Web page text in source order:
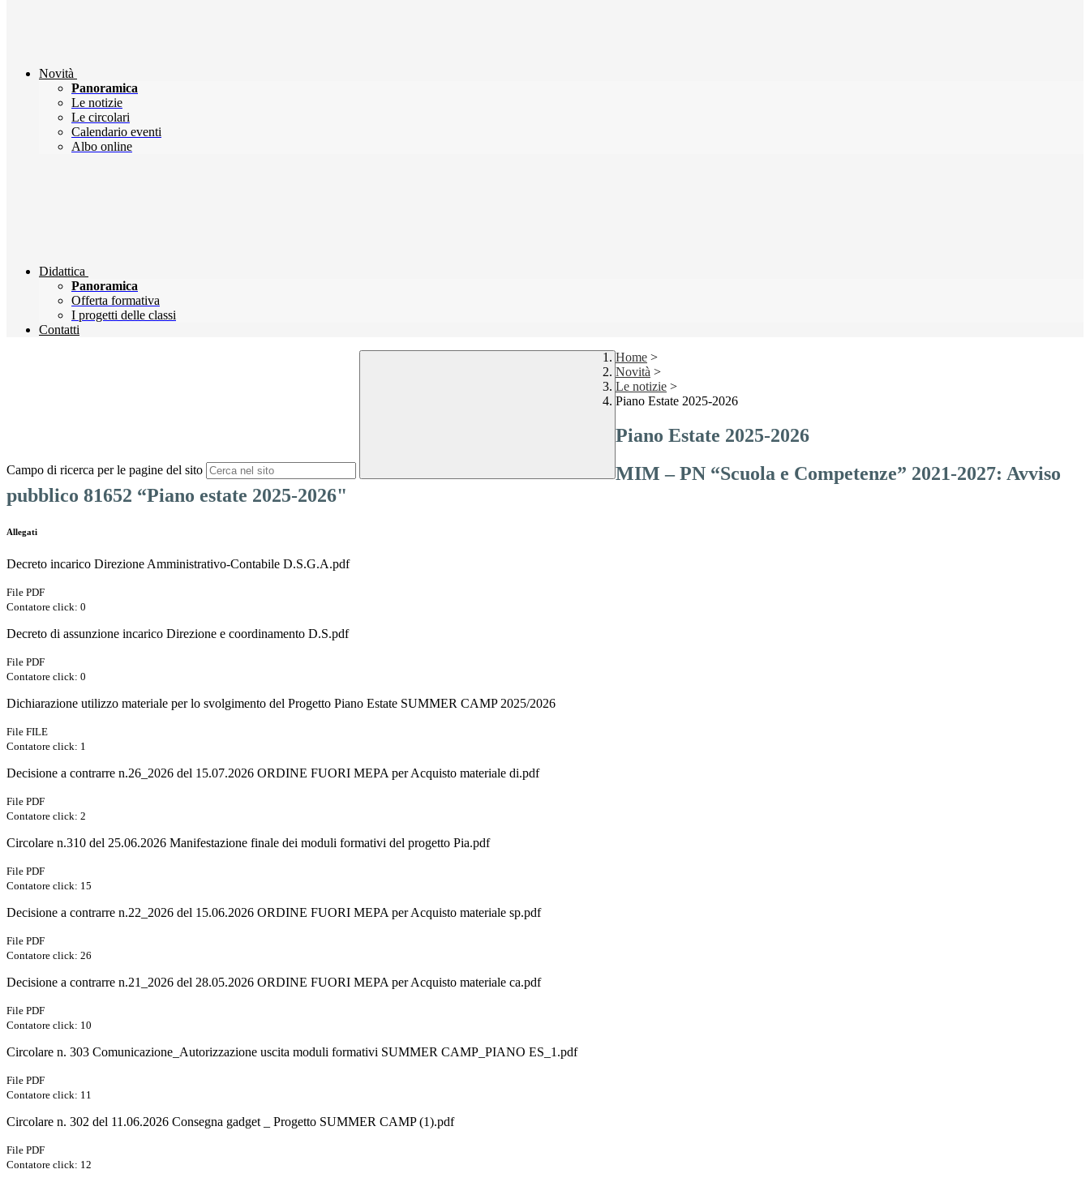
Novità
Panoramica
Le notizie
Le circolari
Calendario eventi
Albo online
Didattica
Panoramica
Offerta formativa
I progetti delle classi
Contatti
Campo di ricerca per le pagine del sito
Home >
Novità >
Le notizie >
Piano Estate 2025-2026
Piano Estate 2025-2026
MIM – PN “Scuola e Competenze” 2021-2027: Avviso
pubblico 81652 “Piano estate 2025-2026"
Allegati
Decreto incarico Direzione Amministrativo-Contabile D.S.G.A.pdf
File PDF
Contatore click: 0
Decreto di assunzione incarico Direzione e coordinamento D.S.pdf
File PDF
Contatore click: 0
Dichiarazione utilizzo materiale per lo svolgimento del Progetto Piano Estate SUMMER CAMP 2025/2026
File FILE
Contatore click: 1
Decisione a contrarre n.26_2026 del 15.07.2026 ORDINE FUORI MEPA per Acquisto materiale di.pdf
File PDF
Contatore click: 2
Circolare n.310 del 25.06.2026 Manifestazione finale dei moduli formativi del progetto Pia.pdf
File PDF
Contatore click: 15
Decisione a contrarre n.22_2026 del 15.06.2026 ORDINE FUORI MEPA per Acquisto materiale sp.pdf
File PDF
Contatore click: 26
Decisione a contrarre n.21_2026 del 28.05.2026 ORDINE FUORI MEPA per Acquisto materiale ca.pdf
File PDF
Contatore click: 10
Circolare n. 303 Comunicazione_Autorizzazione uscita moduli formativi SUMMER CAMP_PIANO ES_1.pdf
File PDF
Contatore click: 11
Circolare n. 302 del 11.06.2026 Consegna gadget _ Progetto SUMMER CAMP (1).pdf
File PDF
Contatore click: 12